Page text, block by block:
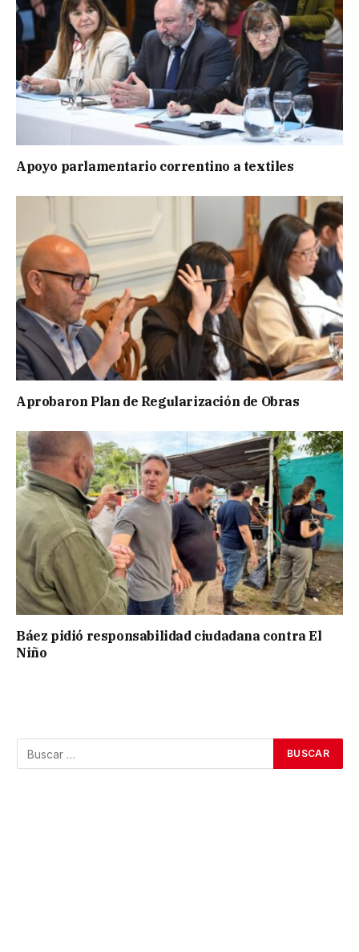
Apoyo parlamentario correntino a textiles
Aprobaron Plan de Regularización de Obras
Báez pidió responsabilidad ciudadana contra El
Niño